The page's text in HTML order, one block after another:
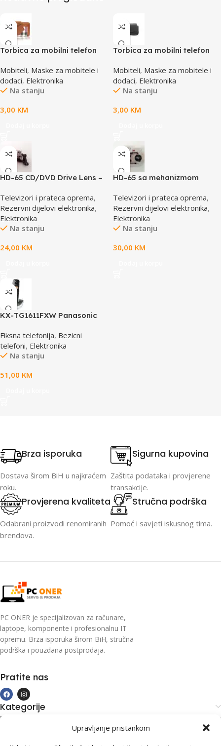
Upravljanje pristankom
Torbica za mobilni telefon
110x43x17mm
Mobiteli, Maske za mobitele i
dodaci, Elektronika
Na stanju
3,00 KM
Torbica za mobilni telefon
Mobiteli, Maske za mobitele i
dodaci, Elektronika
Na stanju
3,00 KM
HD-65 CD/DVD Drive Lens –
Televizori i prateca oprema,
Rezervni dijelovi elektronika,
Elektronika
Na stanju
24,00 KM
HD-65 sa mehanizmom
AE-HD65M
Televizori i prateca oprema,
Rezervni dijelovi elektronika,
Elektronika
Na stanju
30,00 KM
KX-TG1611FXW Panasonic
Fiksna telefonija, Bezicni
telefoni, Elektronika
Na stanju
51,00 KM
Brza isporuka
Dostava širom BiH u najkraćem
roku.
Sigurna kupovina
Zaštita podataka i provjerene
transakcije.
Provjerena kvaliteta
Odabrani proizvodi renomiranih
brendova.
Stručna podrška
Pomoć i savjeti iskusnog tima.
PC ONER je specijalizovan za računare,
laptope, komponente i profesionalnu IT
opremu. Brza isporuka širom BiH, stručna
podrška i pouzdana postprodaja.
Pratite nas
Kategorije
Kupovina i podrška